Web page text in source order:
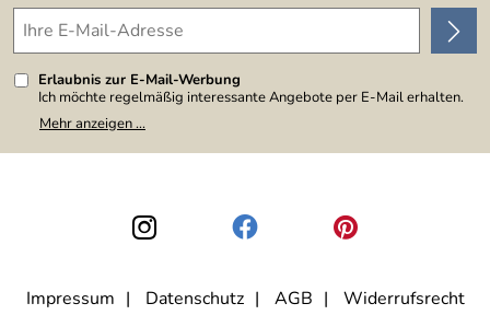
Erlaubnis zur E-Mail-Werbung
Ich möchte regelmäßig interessante Angebote per E-Mail erhalten.
Meine E-Mail-Adresse wird nicht an andere Unternehmen
weitergegeben. Zu statistischen Zwecken wird in anonymer Form
den Link "Abmelden" am Ende des Newsletters anklicke. Die
Datenschutzerklärung
habe ich zur Kenntnis genommen.
Mehr anzeigen ...
Impressum Datenschutz AGB Widerrufsrecht